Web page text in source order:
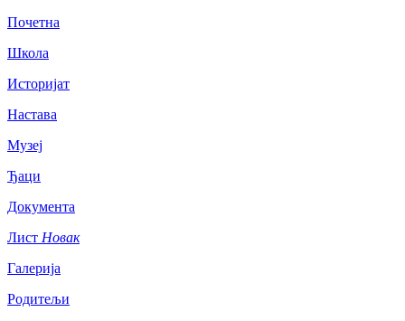
Почетна
Школа
Историјат
Настава
Музеј
Ђаци
Документа
Лист Новак
Галерија
Родитељи